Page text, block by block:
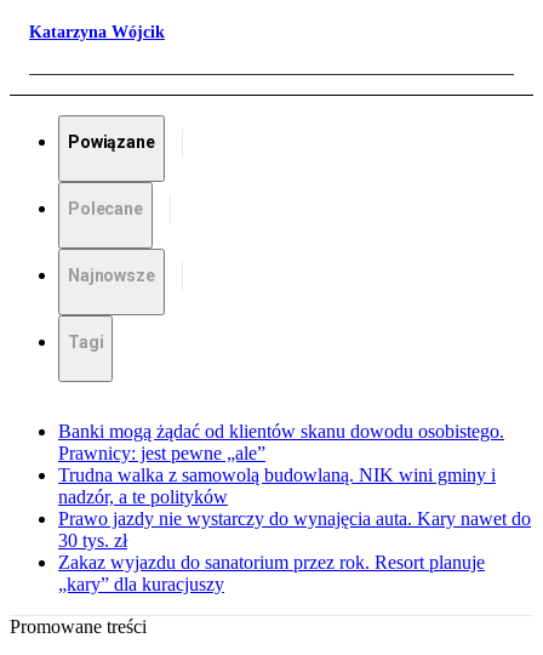
Katarzyna Wójcik
Powiązane
Polecane
Najnowsze
Tagi
Banki mogą żądać od klientów skanu dowodu osobistego.
Prawnicy: jest pewne „ale”
Trudna walka z samowolą budowlaną. NIK wini gminy i
nadzór, a te polityków
Prawo jazdy nie wystarczy do wynajęcia auta. Kary nawet do
30 tys. zł
Zakaz wyjazdu do sanatorium przez rok. Resort planuje
„kary” dla kuracjuszy
Promowane treści